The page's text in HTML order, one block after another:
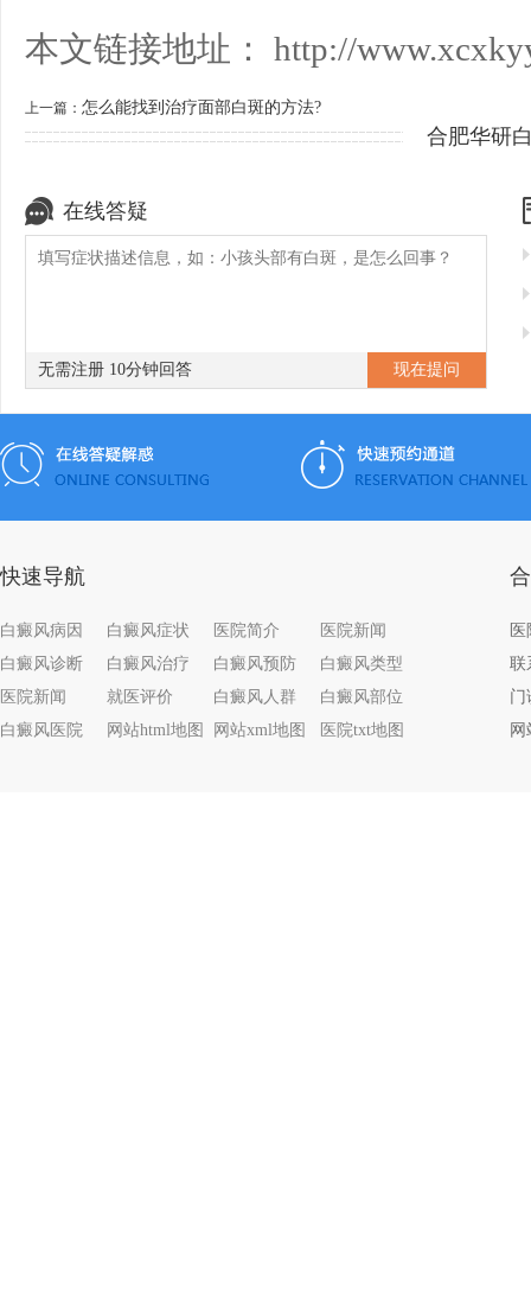
本文链接地址： http://
上一篇： 怎么能找到治疗面部白斑的方法?
合肥华研
在线答疑
无需注册 10分钟回答
快速导航
白癜风病因 白癜风症状 医院简介
医院新闻
白癜风诊断
白癜风治疗 白癜风预防
白癜风类型
医院新闻
就医评价 白癜风人群
白癜风部位
白癜风医院
网站html地图 网站xml地图 医院txt地图
联
门